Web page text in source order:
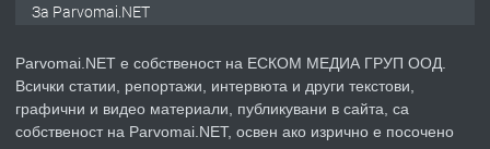
преди 1 година
ПРЕДЛАГА Уроци по Математика
За Parvomai.NET
Parvomai.NET е собственост на ЕСКОМ МЕДИА ГРУП ООД.
Всички статии, репортажи, интервюта и други текстови,
графични и видео материали, публикувани в сайта, са
собственост на Parvomai.NET, освен ако изрично е посочено